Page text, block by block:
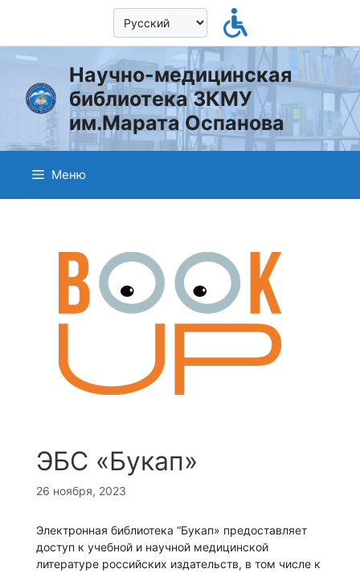
Научно-медицинская
библиотека ЗКМУ
им.Марата Оспанова
Меню
ЭБС «Букап»
26 ноября, 2023
Электронная библиотека “Букап» предоставляет
доступ к учебной и научной медицинской
литературе российских издательств, в том числе к